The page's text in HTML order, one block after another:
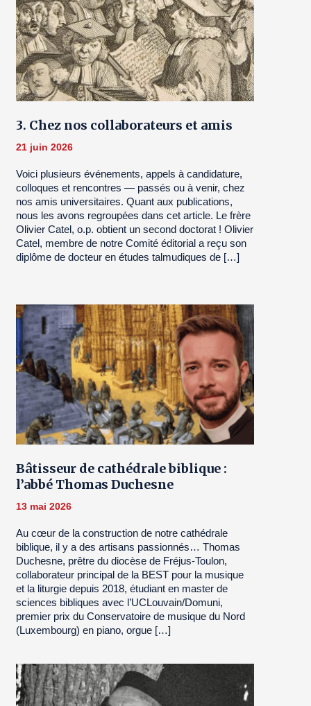
3. Chez nos collaborateurs et amis
21 juin 2026
Voici plusieurs événements, appels à candidature,
colloques et rencontres — passés ou à venir, chez
nos amis universitaires. Quant aux publications,
nous les avons regroupées dans cet article. Le frère
Olivier Catel, o.p. obtient un second doctorat ! Olivier
Catel, membre de notre Comité éditorial a reçu son
diplôme de docteur en études talmudiques de […]
Bâtisseur de cathédrale biblique :
l’abbé Thomas Duchesne
13 mai 2026
Au cœur de la construction de notre cathédrale
biblique, il y a des artisans passionnés… Thomas
Duchesne, prêtre du diocèse de Fréjus-Toulon,
collaborateur principal de la BEST pour la musique
et la liturgie depuis 2018, étudiant en master de
sciences bibliques avec l’UCLouvain/Domuni,
premier prix du Conservatoire de musique du Nord
(Luxembourg) en piano, orgue […]